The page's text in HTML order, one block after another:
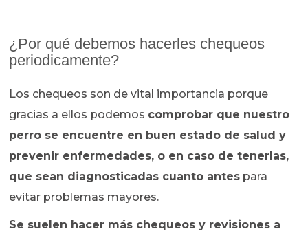
¿Por qué debemos hacerles chequeos
periodicamente?
Los chequeos son de vital importancia porque
gracias a ellos podemos comprobar que nuestro
perro se encuentre en buen estado de salud y
prevenir enfermedades, o en caso de tenerlas,
que sean diagnosticadas cuanto antes para
evitar problemas mayores.
Se suelen hacer más chequeos y revisiones a